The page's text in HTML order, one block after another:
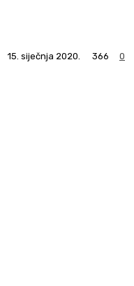
15. siječnja 2020. 366 0